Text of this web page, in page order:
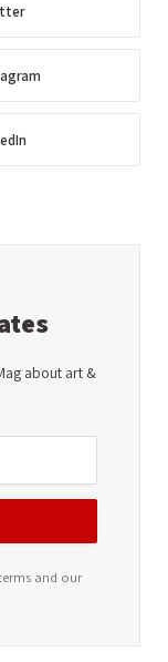
about art &
and our